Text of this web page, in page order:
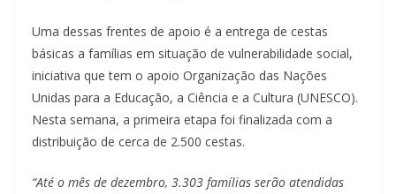
Uma dessas frentes de apoio é a entrega de cestas
básicas a famílias em situação de vulnerabilidade social,
iniciativa que tem o apoio Organização das Nações
Unidas para a Educação, a Ciência e a Cultura (UNESCO).
Nesta semana, a primeira etapa foi finalizada com a
distribuição de cerca de 2.500 cestas.
“Até o mês de dezembro, 3.303 famílias serão atendidas